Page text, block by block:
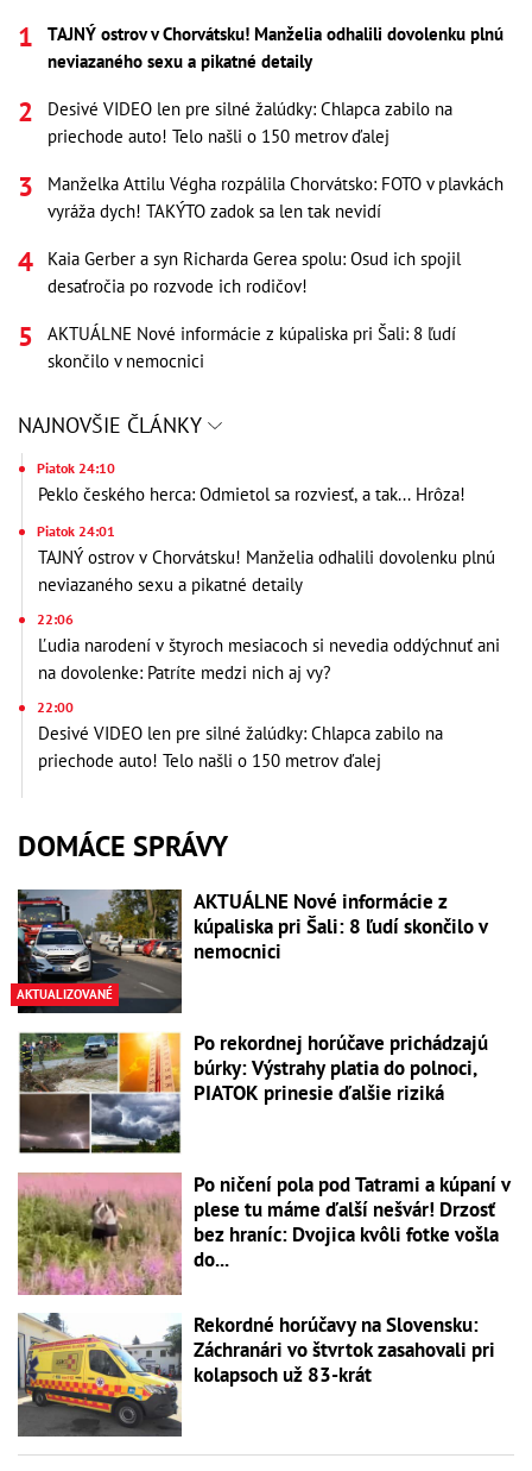
TAJNÝ ostrov v Chorvátsku! Manželia odhalili dovolenku plnú
neviazaného sexu a pikatné detaily
Desivé VIDEO len pre silné žalúdky: Chlapca zabilo na
priechode auto! Telo našli o 150 metrov ďalej
Manželka Attilu Végha rozpálila Chorvátsko: FOTO v plavkách
vyráža dych! TAKÝTO zadok sa len tak nevidí
Kaia Gerber a syn Richarda Gerea spolu: Osud ich spojil
desaťročia po rozvode ich rodičov!
AKTUÁLNE Nové informácie z kúpaliska pri Šali: 8 ľudí
skončilo v nemocnici
NAJNOVŠIE ČLÁNKY
Piatok 24:10
Peklo českého herca: Odmietol sa rozviesť, a tak... Hrôza!
Piatok 24:01
TAJNÝ ostrov v Chorvátsku! Manželia odhalili dovolenku plnú
neviazaného sexu a pikatné detaily
22:06
Ľudia narodení v štyroch mesiacoch si nevedia oddýchnuť ani
na dovolenke: Patríte medzi nich aj vy?
22:00
Desivé VIDEO len pre silné žalúdky: Chlapca zabilo na
priechode auto! Telo našli o 150 metrov ďalej
DOMÁCE SPRÁVY
AKTUALIZOVANÉ
AKTUÁLNE Nové informácie z
kúpaliska pri Šali: 8 ľudí skončilo v
nemocnici
Po rekordnej horúčave prichádzajú
búrky: Výstrahy platia do polnoci,
PIATOK prinesie ďalšie riziká
Po ničení pola pod Tatrami a kúpaní v
plese tu máme ďalší nešvár! Drzosť
bez hraníc: Dvojica kvôli fotke vošla
do...
Rekordné horúčavy na Slovensku:
Záchranári vo štvrtok zasahovali pri
kolapsoch už 83-krát